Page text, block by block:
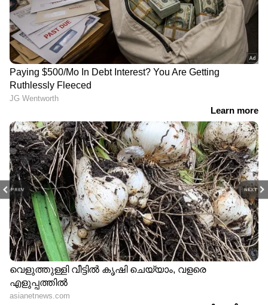
PREV NEXT